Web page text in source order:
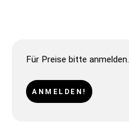
Für Preise bitte anmelden.
ANMELDEN!